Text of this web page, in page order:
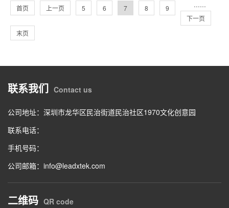
首页 上一页 ···
5 6 7 8 9 ···
下一页
末页
联系我们 Contact us
公司地址：深圳市龙华区民治街道民治社区1970文化创意园
联系电话：
手机号码：
公司邮箱：info@leadxtek.com
二维码 QR code